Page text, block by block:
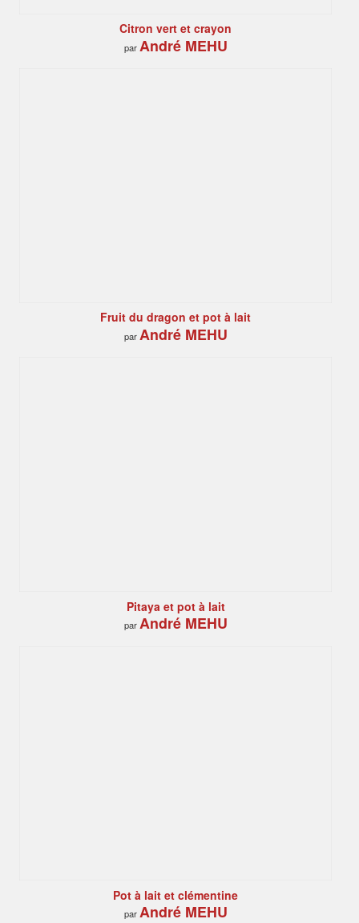
Citron vert et crayon
parAndré MEHU
Fruit du dragon et pot à lait
parAndré MEHU
Pitaya et pot à lait
parAndré MEHU
Pot à lait et clémentine
parAndré MEHU